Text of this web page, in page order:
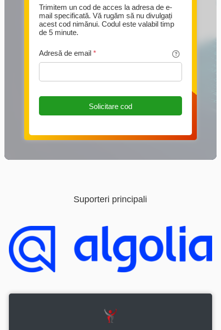
Trimitem un cod de acces la adresa de e-
mail specificată. Vă rugăm să nu divulgați
acest cod nimănui. Codul este valabil timp
de 5 minute.
Adresă de email *
Solicitare cod
Suporteri principali
Această pagină folosește Cookie-uri
Acceptă toate cookie-urile
Cookieuri